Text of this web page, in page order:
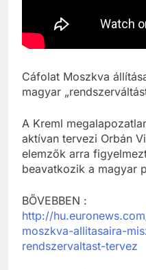
Cáfolat Moszkva
magyar
A Kreml
aktívan tervezi Orbán
elemzők arra
beavatkozik a magyar
BŐVEBBEN :
http://
moszkva-allitasaira-
rendszervaltast-tervez